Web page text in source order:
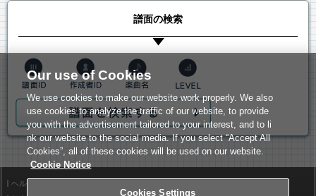
譜面の検索
ヘルプ
Our use of Cookies
We use cookies to make our website work properly. We also
use cookies to analyze the traffic of our website, to provide
you with the advertisement tailored to your interest, and to li
nk our website to the social media. If you select “Accept All
Cookies”, all of these cookies will be used on our website.
Cookie Notice
Cookies Settings